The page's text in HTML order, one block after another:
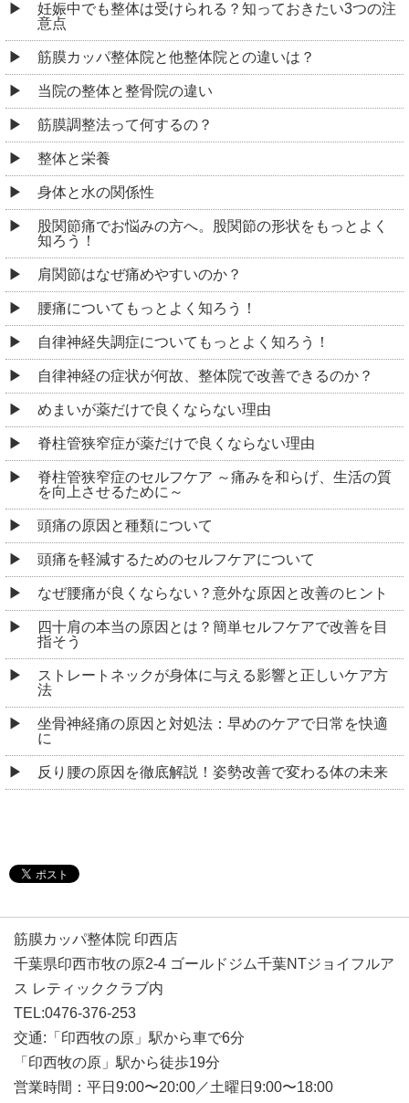
妊娠中でも整体は受けられる？知っておきたい3つの注
意点
筋膜カッパ整体院と他整体院との違いは？
当院の整体と整骨院の違い
筋膜調整法って何するの？
整体と栄養
身体と水の関係性
股関節痛でお悩みの方へ。股関節の形状をもっとよく
知ろう！
肩関節はなぜ痛めやすいのか？
腰痛についてもっとよく知ろう！
自律神経失調症についてもっとよく知ろう！
自律神経の症状が何故、整体院で改善できるのか？
めまいが薬だけで良くならない理由
脊柱管狭窄症が薬だけで良くならない理由
脊柱管狭窄症のセルフケア ～痛みを和らげ、生活の質
を向上させるために～
頭痛の原因と種類について
頭痛を軽減するためのセルフケアについて
なぜ腰痛が良くならない？意外な原因と改善のヒント
四十肩の本当の原因とは？簡単セルフケアで改善を目
指そう
ストレートネックが身体に与える影響と正しいケア方
法
坐骨神経痛の原因と対処法：早めのケアで日常を快適
に
反り腰の原因を徹底解説！姿勢改善で変わる体の未来
筋膜カッパ整体院 印西店
千葉県印西市牧の原2-4 ゴールドジム千葉NTジョイフルア
ス レティッククラブ内
TEL:0476-376-253
交通:「印西牧の原」駅から車で6分
「印西牧の原」駅から徒歩19分
営業時間：平日9:00〜20:00／土曜日9:00〜18:00